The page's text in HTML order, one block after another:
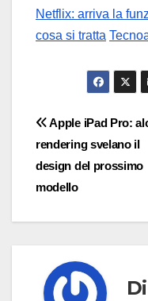
Netflix: arriva la
cosa si tratta
articoli
Apple iPad Pro:
rendering svelano il
design del prossimo
modello
Di